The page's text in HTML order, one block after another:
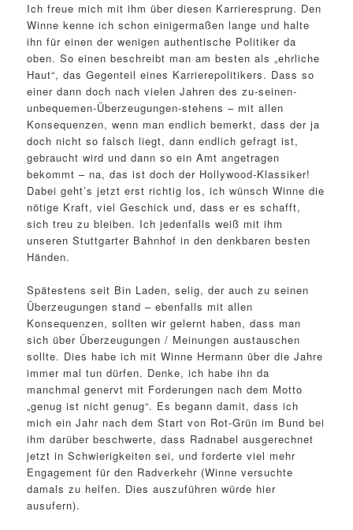
Ich freue mich mit ihm über diesen Karrieresprung. Den
Winne kenne ich schon einigermaßen lange und halte
ihn für einen der wenigen authentische Politiker da
oben. So einen beschreibt man am besten als „ehrliche
Haut“, das Gegenteil eines Karrierepolitikers. Dass so
einer dann doch nach vielen Jahren des zu-seinen-
unbequemen-Überzeugungen-stehens – mit allen
Konsequenzen, wenn man endlich bemerkt, dass der ja
doch nicht so falsch liegt, dann endlich gefragt ist,
gebraucht wird und dann so ein Amt angetragen
bekommt – na, das ist doch der Hollywood-Klassiker!
Dabei geht’s jetzt erst richtig los, ich wünsch Winne die
nötige Kraft, viel Geschick und, dass er es schafft,
sich treu zu bleiben. Ich jedenfalls weiß mit ihm
unseren Stuttgarter Bahnhof in den denkbaren besten
Händen.
Spätestens seit Bin Laden, selig, der auch zu seinen
Überzeugungen stand – ebenfalls mit allen
Konsequenzen, sollten wir gelernt haben, dass man
sich über Überzeugungen / Meinungen austauschen
sollte. Dies habe ich mit Winne Hermann über die Jahre
immer mal tun dürfen. Denke, ich habe ihn da
manchmal genervt mit Forderungen nach dem Motto
„genug ist nicht genug“. Es begann damit, dass ich
mich ein Jahr nach dem Start von Rot-Grün im Bund bei
ihm darüber beschwerte, dass Radnabel ausgerechnet
jetzt in Schwierigkeiten sei, und forderte viel mehr
Engagement für den Radverkehr (Winne versuchte
damals zu helfen. Dies auszuführen würde hier
ausufern).